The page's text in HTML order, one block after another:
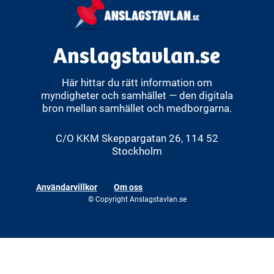
Anslagstavlan.se
Här hittar du rätt information om
myndigheter och samhället — den digitala
bron mellan samhället och medborgarna.
C/O KKM Skeppargatan 26, 114 52
Stockholm
Användarvillkor Om oss
© Copyright Anslagstavlan.se